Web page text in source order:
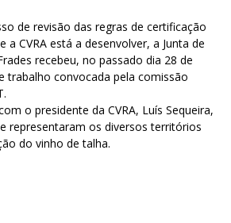
de revisão das regras de certificação
a CVRA está a desenvolver, a Junta de
recebeu, no passado dia 28 de
trabalho convocada pela comissão
o presidente da CVRA, Luís Sequeira,
representaram os diversos territórios
do vinho de talha.